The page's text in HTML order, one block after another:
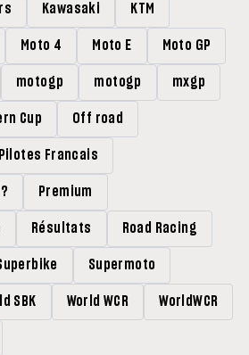
Kawasaki KTM
Moto 4 Moto E Moto GP
motogp motogp mxgp
Cup Off road
Pilotes Francais
Premium
Résultats Road Racing
Supermoto
SBK World WCR WorldWCR